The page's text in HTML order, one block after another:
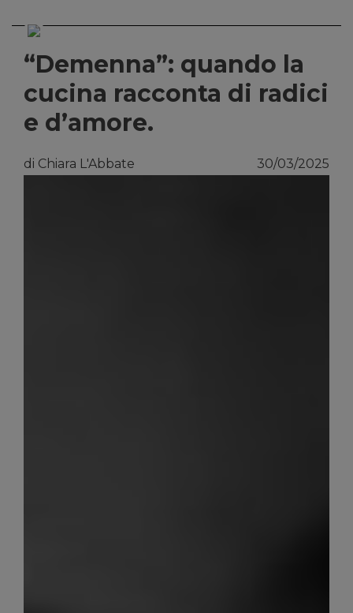
“Demenna”: quando la
cucina racconta di radici
e d’amore.
di Chiara L'Abbate 30/03/2025